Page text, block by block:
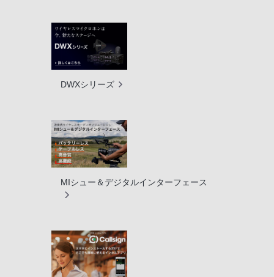
DWXシリーズ
MIシュー＆デジタルインターフェース